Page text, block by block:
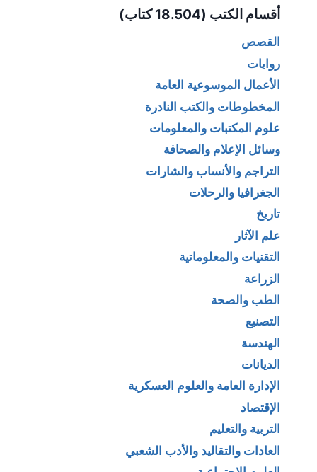
أقسام الكتب (18.504 كتاب)
القصص
روايات
الأعمال الموسوعية العامة
المخطوطات والكتب النادرة
علوم المكتبات والمعلومات
وسائل الإعلام والصحافة
التراجم والأنساب والشارات
الجغرافيا والرحلات
تاريخ
علم الآثار
التقنيات والمعلوماتية
الزراعة
الطب والصحة
التصنيع
الهندسة
الديانات
الإدارة العامة والعلوم العسكرية
الإقتصاد
التربية والتعليم
العادات والتقاليد والأدب الشعبي